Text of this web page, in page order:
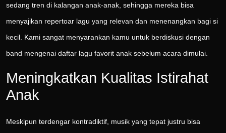
sedang tren di kalangan anak-anak, sehingga mereka bisa
menyajikan repertoar lagu yang relevan dan menenangkan bagi si
kecil. Kami sangat menyarankan kamu untuk berdiskusi dengan
band mengenai daftar lagu favorit anak sebelum acara dimulai.
Meningkatkan Kualitas Istirahat
Anak
Meskipun terdengar kontradiktif, musik yang tepat justru bisa